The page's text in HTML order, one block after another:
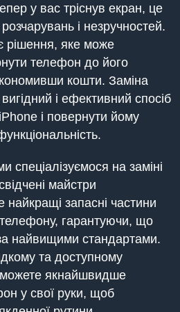
у вас тріснув екран, це
і незручностей.
рішення, яке може
телефон до його
кошти. Заміна
і ефективний спосіб
і повернути йому
спеціалізуємося на заміні
майстри
запасні частини
гарантуючи, що
найвищими стандартами.
та доступному
якнайшвидше
у свої руки, щоб